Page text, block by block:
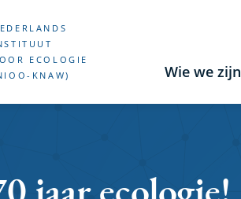
ECOLOGIE
KNAW)
Wie we zijn